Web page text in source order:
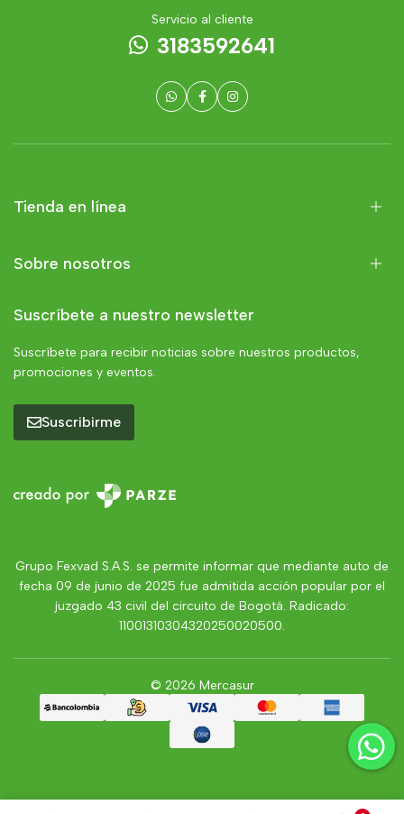
Servicio al cliente
3183592641
Tienda en línea
Sobre nosotros
Suscríbete a nuestro newsletter
Suscríbete para recibir noticias sobre nuestros productos,
promociones y eventos.
Suscribirme
Grupo Fexvad S.A.S. se permite informar que mediante auto de
fecha 09 de junio de 2025 fue admitida acción popular por el
juzgado 43 civil del circuito de Bogotá. Radicado:
11001310304320250020500.
© 2026 Mercasur